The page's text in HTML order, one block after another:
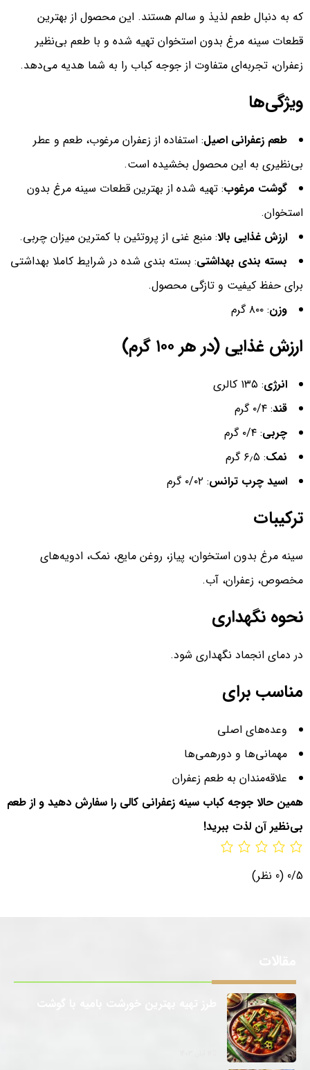
که به دنبال طعم لذیذ و سالم هستند. این محصول از بهترین
قطعات سینه مرغ بدون استخوان تهیه شده و با طعم بی‌نظیر
زعفران، تجربه‌ای متفاوت از جوجه کباب را به شما هدیه می‌دهد.
ویژگی‌ها
طعم زعفرانی اصیل: استفاده از زعفران مرغوب، طعم و عطر
بی‌نظیری به این محصول بخشیده است.
گوشت مرغوب: تهیه شده از بهترین قطعات سینه مرغ بدون
استخوان.
ارزش غذایی بالا: منبع غنی از پروتئین با کمترین میزان چربی.
بسته بندی بهداشتی: بسته بندی شده در شرایط کاملا بهداشتی
برای حفظ کیفیت و تازگی محصول.
وزن: ۸۰۰ گرم
ارزش غذایی (در هر ۱۰۰ گرم)
انرژی: ۱۳۵ کالری
قند: ۰/۴ گرم
چربی: ۰/۴ گرم
نمک: ۶٫۵ گرم
اسید چرب ترانس: ۰/۰۲ گرم
ترکیبات
سینه مرغ بدون استخوان، پیاز، روغن مایع، نمک، ادویه‌های
مخصوص، زعفران، آب.
نحوه نگهداری
در دمای انجماد نگهداری شود.
مناسب برای
وعده‌های اصلی
مهمانی‌ها و دورهمی‌ها
علاقه‌مندان به طعم زعفران
همین حالا جوجه کباب سینه زعفرانی کالی را سفارش دهید و از طعم
بی‌نظیر آن لذت ببرید!
0/5 (0 نظر)